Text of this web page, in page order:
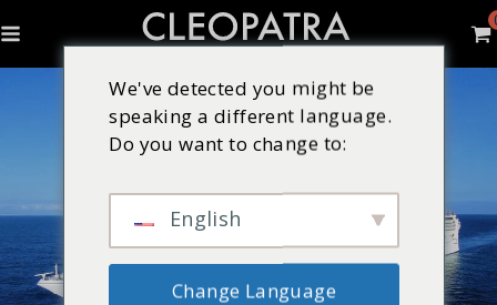
We've detected you might be
speaking a different language.
Do you want to change to:
English
Change Language